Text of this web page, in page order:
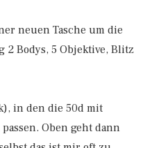
neuen Tasche um die
Bodys, 5 Objektive, Blitz
in den die 50d mit
Oben geht dann